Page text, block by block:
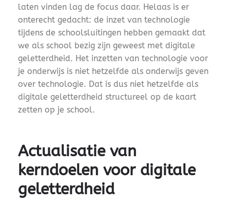
laten vinden lag de focus daar. Helaas is er
onterecht gedacht: de inzet van technologie
tijdens de schoolsluitingen hebben gemaakt dat
we als school bezig zijn geweest met digitale
geletterdheid. Het inzetten van technologie voor
je onderwijs is niet hetzelfde als onderwijs geven
over technologie. Dat is dus niet hetzelfde als
digitale geletterdheid structureel op de kaart
zetten op je school.
Actualisatie van
kerndoelen voor digitale
geletterdheid